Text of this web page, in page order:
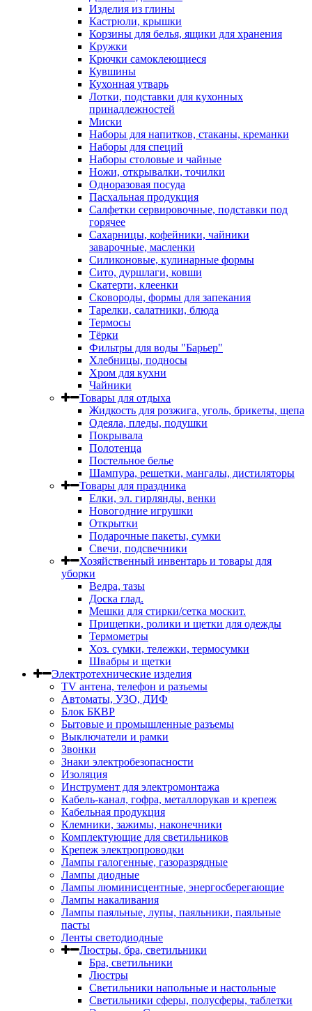
Изделия из глины
Кастрюли, крышки
Корзины для белья, ящики для хранения
Кружки
Крючки самоклеющиеся
Кувшины
Кухонная утварь
Лотки, подставки для кухонных
принадлежностей
Миски
Наборы для напитков, стаканы, креманки
Наборы для специй
Наборы столовые и чайные
Ножи, открывалки, точилки
Одноразовая посуда
Пасхальная продукция
Салфетки сервировочные, подставки под
горячее
Сахарницы, кофейники, чайники
заварочные, масленки
Силиконовые, кулинарные формы
Сито, дуршлаги, ковши
Скатерти, клеенки
Сковороды, формы для запекания
Тарелки, салатники, блюда
Термосы
Тёрки
Фильтры для воды "Барьер"
Хлебницы, подносы
Хром для кухни
Чайники
Товары для отдыха
Жидкость для розжига, уголь, брикеты, щепа
Одеяла, пледы, подушки
Покрывала
Полотенца
Постельное белье
Шампура, решетки, мангалы, дистиляторы
Товары для праздника
Елки, эл. гирлянды, венки
Новогодние игрушки
Открытки
Подарочные пакеты, сумки
Свечи, подсвечники
Хозяйственный инвентарь и товары для
уборки
Ведра, тазы
Доска глад.
Мешки для стирки/сетка москит.
Прищепки, ролики и щетки для одежды
Термометры
Хоз. сумки, тележки, термосумки
Швабры и щетки
Электротехнические изделия
TV aнтена, телефон и разъемы
Автоматы, УЗО, ДИФ
Блок БКВР
Бытовые и промышленные разъемы
Выключатели и рамки
Звонки
Знаки электробезопасности
Изоляция
Инструмент для электромонтажа
Кабель-канал, гофра, металлорукав и крепеж
Кабельная продукция
Клемники, зажимы, наконечники
Комплектующие для светильников
Крепеж электропроводки
Лампы галогенные, газоразрядные
Лампы диодные
Лампы люминисцентные, энергосберегающие
Лампы накаливания
Лампы паяльные, лупы, паяльники, паяльные
пасты
Ленты светодиодные
Люстры, бра, светильники
Бра, светильники
Люстры
Светильники напольные и настольные
Светильники сферы, полусферы, таблетки